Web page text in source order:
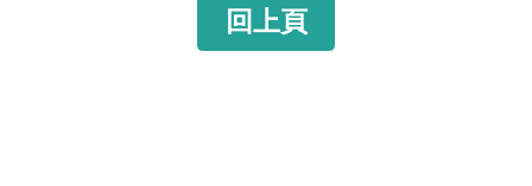
回上頁